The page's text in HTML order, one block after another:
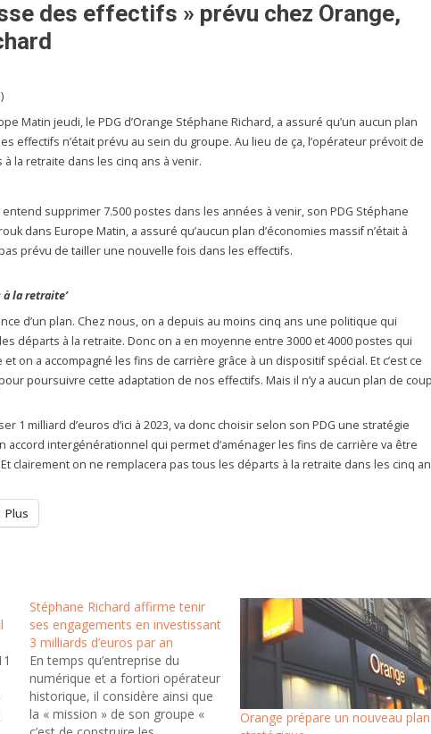
des effectifs » prévu chez Orange,
Matin jeudi, le PDG d’Orange Stéphane Richard, a assuré qu’un aucun plan
effectifs n’était prévu au sein du groupe. Au lieu de ça, l’opérateur prévoit de
la retraite dans les cinq ans à venir.
entend supprimer 7.500 postes dans les années à venir, son PDG Stéphane
dans Europe Matin, a assuré qu’aucun plan d’économies massif n’était à
pas prévu de tailler une nouvelle fois dans les effectifs.
la retraite’
d’un plan. Chez nous, on a depuis au moins cinq ans une politique qui
départs à la retraite. Donc on a en moyenne entre 3000 et 4000 postes qui
on a accompagné les fins de carrière grâce à un dispositif spécial. Et c’est ce
poursuivre cette adaptation de nos effectifs. Mais il n’y a aucun plan de
1 milliard d’euros d’ici à 2023, va donc choisir selon son PDG une stratégie
accord intergénérationnel qui permet d’aménager les fins de carrière va être
clairement on ne remplacera pas tous les départs à la retraite dans les cinq
Plus
Stéphane Richard affirme tenir
ses engagements en investissant
3 milliards d’euros par an
En temps qu’entreprise du
numérique et a fortiori opérateur
historique, il considère ainsi que
la « mission » de son groupe «
Orange prépare un nouveau plan